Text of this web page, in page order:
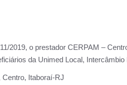
2019, o prestador CERPAM –
da Unimed Local, Intercâmbio
Centro, Itaboraí-RJ